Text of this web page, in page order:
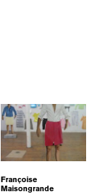
Françoise
Maisongrande